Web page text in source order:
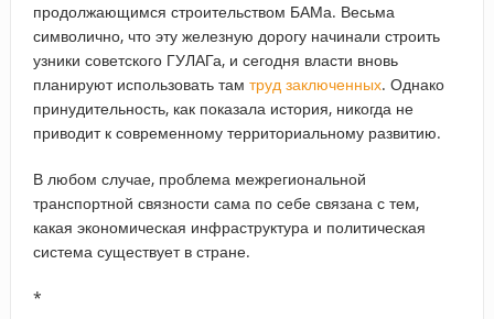
продолжающимся строительством БАМа. Весьма
символично, что эту железную дорогу начинали строить
узники советского ГУЛАГа, и сегодня власти вновь
планируют использовать там труд заключенных. Однако
принудительность, как показала история, никогда не
приводит к современному территориальному развитию.
В любом случае, проблема межрегиональной
транспортной связности сама по себе связана с тем,
какая экономическая инфраструктура и политическая
система существует в стране.
*